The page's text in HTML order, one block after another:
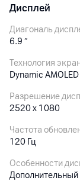
Дисплей
Диагональ
6.9 ″
Технология
Dynamic
Разрешение
2520 x 1080
Частота
120 Гц
Особенности